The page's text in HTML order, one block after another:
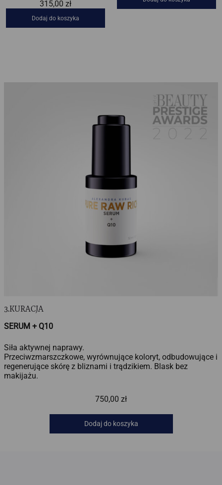
315,00 zł
Dodaj do koszyka
3.KURACJA
SERUM + Q10
Siła aktywnej naprawy.
Przeciwzmarszczkowe, wyrównujące koloryt, odbudowujące i
regenerujące skórę z bliznami i trądzikiem. Blask bez
makijażu.
750,00 zł
Dodaj do koszyka